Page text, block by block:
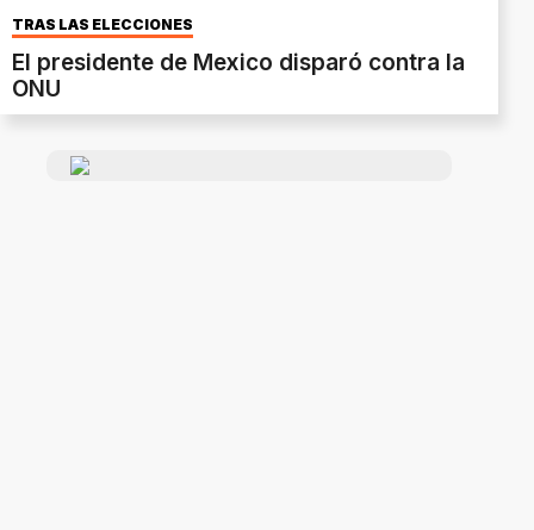
TRAS LAS ELECCIONES
El presidente de Mexico disparó contra la
ONU